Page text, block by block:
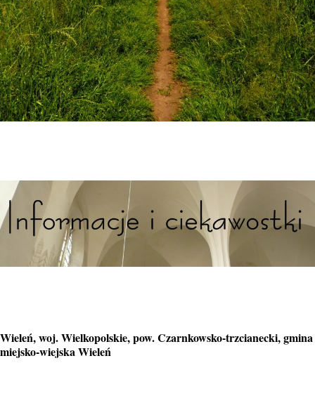
Wieleń, woj. Wielkopolskie, pow. Czarnkowsko-trzcianecki, gmina
miejsko-wiejska Wieleń